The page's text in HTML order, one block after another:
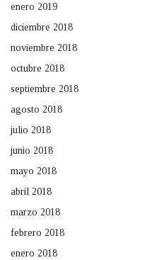
enero 2019
diciembre 2018
noviembre 2018
octubre 2018
septiembre 2018
agosto 2018
julio 2018
junio 2018
mayo 2018
abril 2018
marzo 2018
febrero 2018
enero 2018